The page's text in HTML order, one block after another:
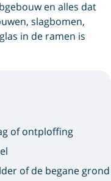
en alles dat
slagbomen,
in de ramen is
of ontploffing
of de begane grond